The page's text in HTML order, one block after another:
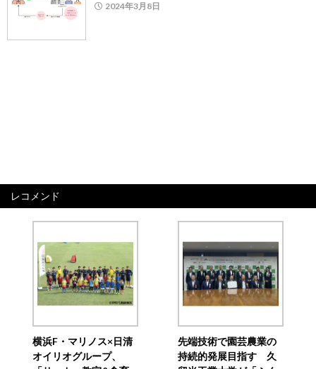
2024年3月8日
レコメンド
横浜F・マリノス×日清
オイリオグループ、
先端技術で園芸農業の
持続的発展目指す 久